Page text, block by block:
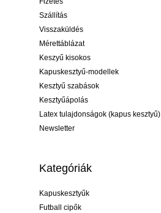
Szállítás
Visszaküldés
Mérettáblázat
Keszyű kisokos
Kapuskesztyű-modellek
Kesztyű szabások
Kesztyűápolás
Latex tulajdonságok (kapus kesztyű)
Newsletter
Kategóriák
Kapuskesztyűk
Futball cipők